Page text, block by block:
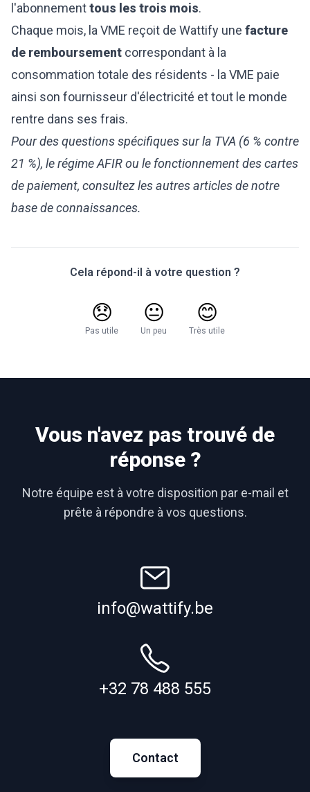
l'abonnementtous les trois mois.
Chaque mois, la VME reçoit de Wattify une facture
de remboursement correspondant à la
consommation totale des résidents - la VME paie
ainsi son fournisseur d'électricité et tout le monde
rentre dans ses frais.
Pour des questions spécifiques sur la TVA (6 % contre
21 %), le régime AFIR ou le fonctionnement des cartes
de paiement, consultez les autres articles de notre
base de connaissances.
Cela répond-il à votre question ?
😞
Pas utile
😐
Un peu
😊
Très utile
Vous n'avez pas trouvé de
réponse ?
Notre équipe est à votre disposition par e-mail et
prête à répondre à vos questions.
info@wattify.be
+32 78 488 555
Contact